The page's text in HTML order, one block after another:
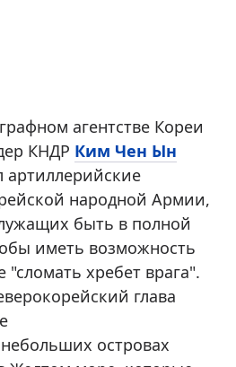
агентстве Кореи
КНДР Ким Чен Ын
артиллерийские
народной Армии,
быть в полной
иметь возможность
хребет врага".
глава
островах